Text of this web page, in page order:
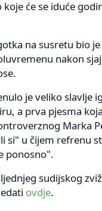
će se iduće
na susretu bio
nakon
je veliko slavlje
a prva pjesma
Marka
si" u čijem refrenu
ponosno".
sudijskog
ovdje.